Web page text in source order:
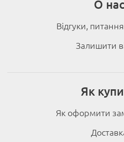
О нас
Відгуки,
Залишити
Як
Як оформити